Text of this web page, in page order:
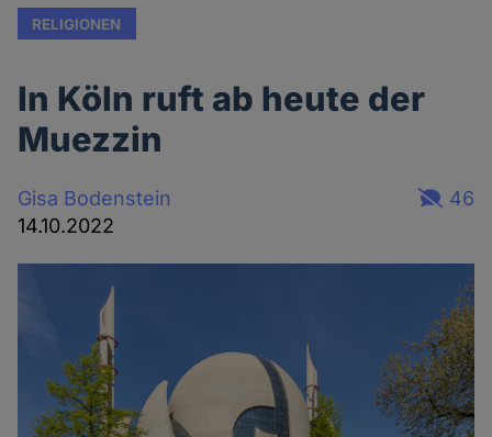
RELIGIONEN
In Köln ruft ab heute der
Muezzin
Gisa Bodenstein
14.10.2022
46